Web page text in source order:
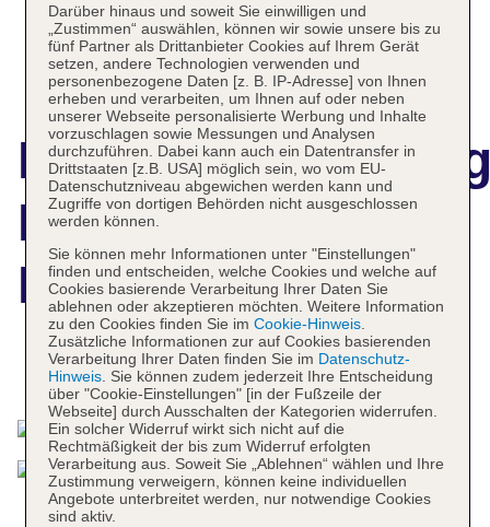
Hotel Londra
Palace
Das bietet Ihre Unterkunft
Darüber hinaus und soweit Sie einwilligen und
„Zustimmen“ auswählen, können wir sowie unsere bis zu
fünf Partner als Drittanbieter Cookies auf Ihrem Gerät
setzen, andere Technologien verwenden und
personenbezogene Daten [z. B. IP-Adresse] von Ihnen
erheben und verarbeiten, um Ihnen auf oder neben
unserer Webseite personalisierte Werbung und Inhalte
vorzuschlagen sowie Messungen und Analysen
durchzuführen. Dabei kann auch ein Datentransfer in
Drittstaaten [z.B. USA] möglich sein, wo vom EU-
Datenschutzniveau abgewichen werden kann und
Zugriffe von dortigen Behörden nicht ausgeschlossen
werden können.
Sie können mehr Informationen unter "Einstellungen"
finden und entscheiden, welche Cookies und welche auf
Cookies basierende Verarbeitung Ihrer Daten Sie
ablehnen oder akzeptieren möchten. Weitere Information
zu den Cookies finden Sie im Cookie-Hinweis.
Zusätzliche Informationen zur auf Cookies basierenden
Verarbeitung Ihrer Daten finden Sie im Datenschutz-
Hinweis. Sie können zudem jederzeit Ihre Entscheidung
über "Cookie-Einstellungen" [in der Fußzeile der
Webseite] durch Ausschalten der Kategorien widerrufen.
Ein solcher Widerruf wirkt sich nicht auf die
Rechtmäßigkeit der bis zum Widerruf erfolgten
Verarbeitung aus. Soweit Sie „Ablehnen“ wählen und Ihre
Zustimmung verweigern, können keine individuellen
Angebote unterbreitet werden, nur notwendige Cookies
sind aktiv.